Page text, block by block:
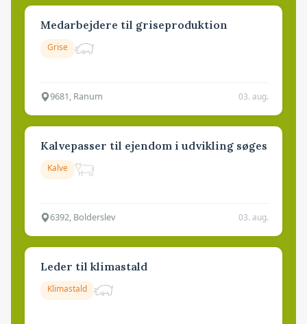
Medarbejdere til griseproduktion
Grise
9681, Ranum 03. aug.
Kalvepasser til ejendom i udvikling søges
Kalve
6392, Bolderslev 03. aug.
Leder til klimastald
Klimastald